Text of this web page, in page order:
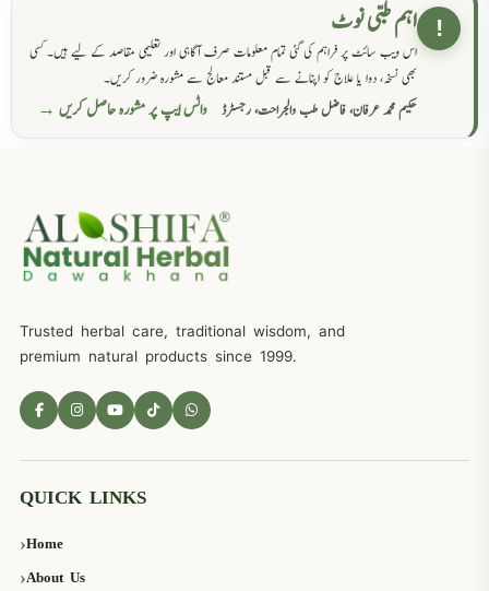
! اہم طبی نوٹ
اس ویب سائٹ پر فراہم کی گئی تمام معلومات صرف آگاہی اور تعلیمی مقاصد کے لیے ہیں۔ کسی
بھی نسخہ، دوا یا علاج کو اپنانے سے قبل مستند معالج سے مشورہ ضرور کریں۔
حکیم محمد عرفان، فاضل طب والجراحت، رجسٹرڈ
واٹس ایپ پر مشورہ حاصل کریں →
Trusted herbal care, traditional wisdom, and
premium natural products since 1999.
QUICK LINKS
Home
About Us